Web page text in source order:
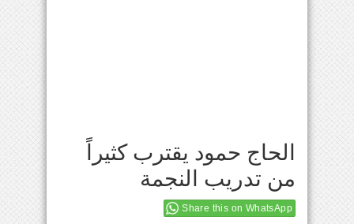
الحاج حمود يقترب كثيراً
من تدريب النجمة
Share this on WhatsApp